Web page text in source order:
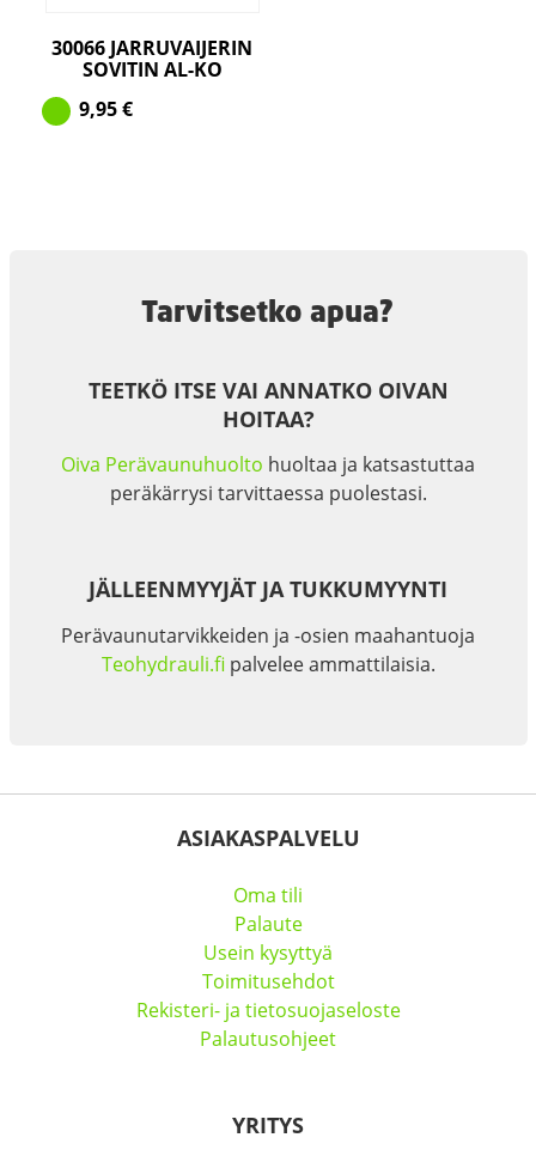
30066 JARRUVAIJERIN
SOVITIN AL-KO
9,95€
Tarvitsetko apua?
TEETKÖ ITSE VAI ANNATKO OIVAN
HOITAA?
Oiva Perävaunuhuolto huoltaa ja katsastuttaa
peräkärrysi tarvittaessa puolestasi.
JÄLLEENMYYJÄT JA TUKKUMYYNTI
Perävaunutarvikkeiden ja -osien maahantuoja
Teohydrauli.fi palvelee ammattilaisia.
ASIAKASPALVELU
Oma tili
Palaute
Usein kysyttyä
Toimitusehdot
Rekisteri- ja tietosuojaseloste
Palautusohjeet
YRITYS